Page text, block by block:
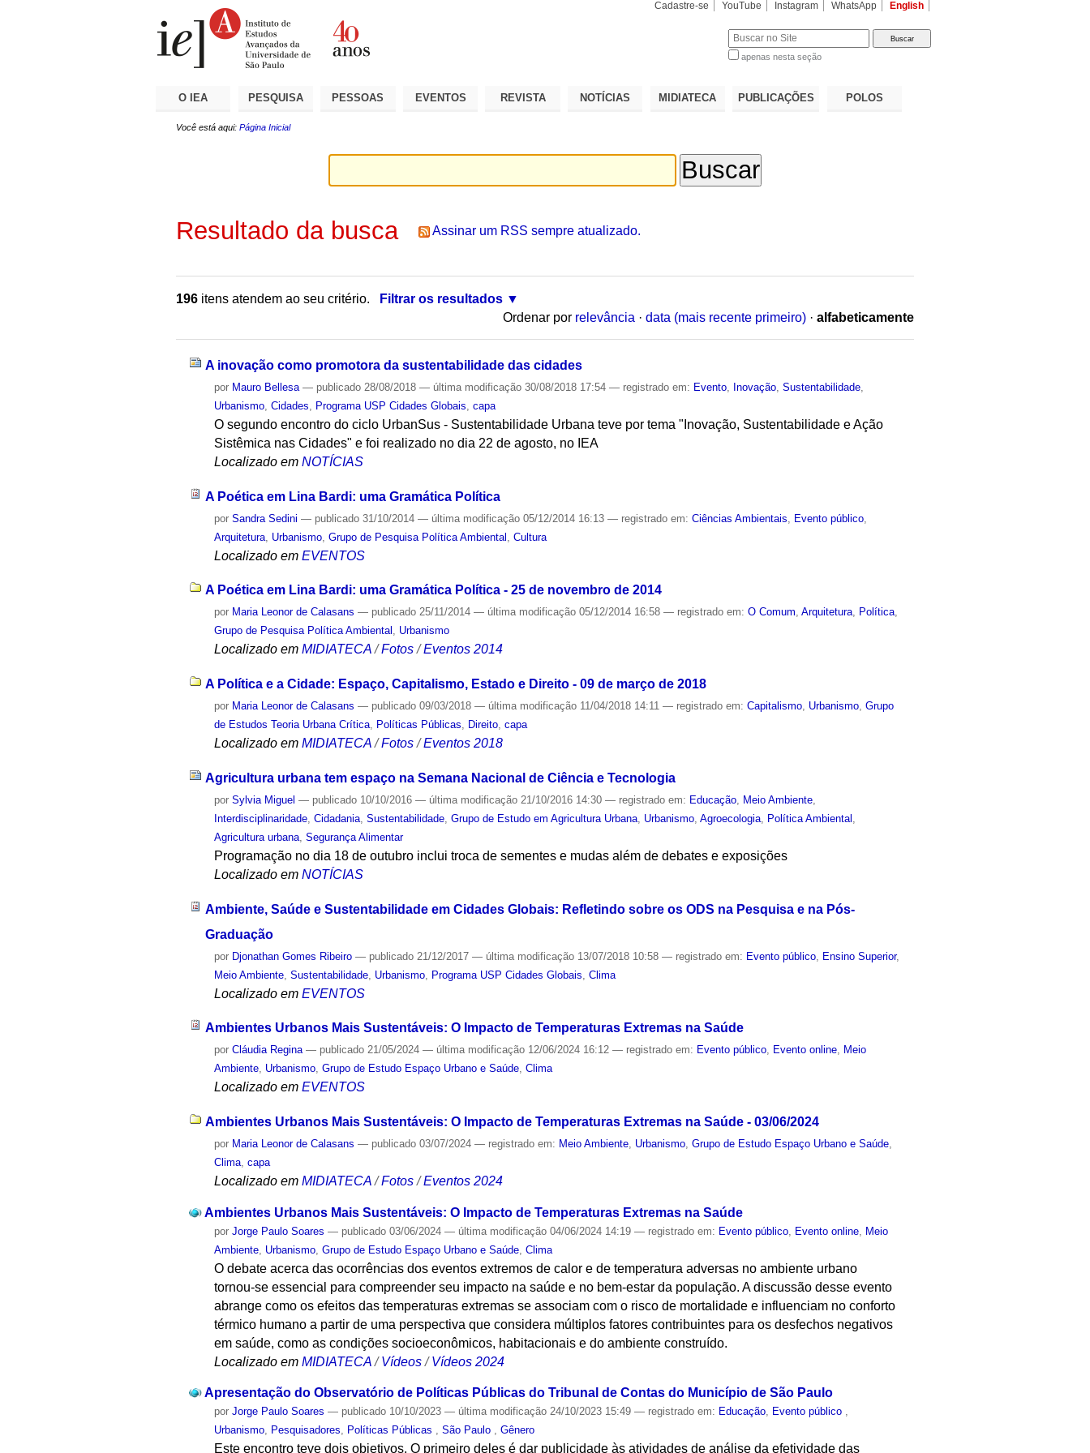
Cadastre-se YouTube Instagram WhatsApp English
apenas nesta seção
O IEA PESQUISA PESSOAS EVENTOS REVISTA NOTÍCIAS MIDIATECA PUBLICAÇÕES POLOS
Você está aqui: Página Inicial
Resultado da busca Assinar um RSS sempre atualizado.
196 itens atendem ao seu critério.
Filtrar os resultados
Ordenar por relevância · data (mais recente primeiro) · alfabeticamente
A inovação como promotora da sustentabilidade das cidades
por Mauro Bellesa — publicado 28/08/2018— última modificação 30/08/2018 17:54— registrado em: Evento Inovação ,Sustentabilidade
Urbanismo ,Cidades Programa USP Cidades Globais ,capa
O segundo encontro do ciclo UrbanSus - Sustentabilidade Urbana teve por tema "Inovação, Sustentabilidade e Ação
Sistêmica nas Cidades" e foi realizado no dia 22 de agosto, no IEA
Localizado em NOTÍCIAS
A Poética em Lina Bardi: uma Gramática Política
porSandra Sedini — publicado 31/10/2014— última modificação 05/12/2014 16:13— registrado em:Ciências Ambientais Evento público
Arquitetura Urbanismo ,Grupo de Pesquisa Política Ambiental ,Cultura
Localizado em EVENTOS
A Poética em Lina Bardi: uma Gramática Política - 25 de novembro de 2014
por Maria Leonor de Calasans — publicado 25/11/2014— última modificação 05/12/2014 16:58— registrado em:O Comum,Arquitetura, Política,
Grupo de Pesquisa Política Ambiental , Urbanismo
Localizado em MIDIATECA /Fotos /Eventos 2014
A Política e a Cidade: Espaço, Capitalismo, Estado e Direito - 09 de março de 2018
por Maria Leonor de Calasans — publicado 09/03/2018— última modificação 11/04/2018 14:11— registrado em:Capitalismo, Urbanismo,Grupo
de Estudos Teoria Urbana Crítica, Políticas Públicas, Direito,capa
Localizado em MIDIATECA /Fotos /Eventos 2018
Agricultura urbana tem espaço na Semana Nacional de Ciência e Tecnologia
porSylvia Miguel — publicado 10/10/2016— última modificação 21/10/2016 14:30— registrado em: Educação Meio Ambiente
Interdisciplinaridade ,Cidadania ,Sustentabilidade ,Grupo de Estudo em Agricultura Urbana Urbanismo ,Agroecologia Política Ambiental
Agricultura urbana ,Segurança Alimentar
Programação no dia 18 de outubro inclui troca de sementes e mudas além de debates e exposições
Localizado em NOTÍCIAS
Ambiente, Saúde e Sustentabilidade em Cidades Globais: Refletindo sobre os ODS na Pesquisa e na Pós-
Graduação
por Djonathan Gomes Ribeiro — publicado 21/12/2017— última modificação 13/07/2018 10:58— registrado em: Evento público Ensino Superior,
Meio Ambiente ,Sustentabilidade Urbanismo Programa USP Cidades Globais ,Clima
Localizado em EVENTOS
Ambientes Urbanos Mais Sustentáveis: O Impacto de Temperaturas Extremas na Saúde
porCláudia Regina — publicado 21/05/2024— última modificação 12/06/2024 16:12— registrado em: Evento público, Evento online, Meio
Ambiente, Urbanismo,Grupo de Estudo Espaço Urbano e Saúde,Clima
Localizado em EVENTOS
Ambientes Urbanos Mais Sustentáveis: O Impacto de Temperaturas Extremas na Saúde - 03/06/2024
por Maria Leonor de Calasans — publicado 03/07/2024— registrado em: Meio Ambiente Urbanismo ,Grupo de Estudo Espaço Urbano e Saúde
Clima ,capa
Localizado em MIDIATECA /Fotos /Eventos 2024
Ambientes Urbanos Mais Sustentáveis: O Impacto de Temperaturas Extremas na Saúde
porJorge Paulo Soares — publicado 03/06/2024— última modificação 04/06/2024 14:19— registrado em: Evento público Evento online Meio
Ambiente Urbanismo ,Grupo de Estudo Espaço Urbano e Saúde ,Clima
O debate acerca das ocorrências dos eventos extremos de calor e de temperatura adversas no ambiente urbano
tornou-se essencial para compreender seu impacto na saúde e no bem-estar da população. A discussão desse evento
abrange como os efeitos das temperaturas extremas se associam com o risco de mortalidade e influenciam no conforto
térmico humano a partir de uma perspectiva que considera múltiplos fatores contribuintes para os desfechos negativos
em saúde, como as condições socioeconômicos, habitacionais e do ambiente construído.
Localizado em MIDIATECA /Vídeos /Vídeos 2024
Apresentação do Observatório de Políticas Públicas do Tribunal de Contas do Município de São Paulo
porJorge Paulo Soares — publicado 10/10/2023— última modificação 24/10/2023 15:49— registrado em: Educação, Evento público ,
Urbanismo, Pesquisadores, Políticas Públicas ,São Paulo ,Gênero
Este encontro teve dois objetivos. O primeiro deles é dar publicidade às atividades de análise da efetividade das